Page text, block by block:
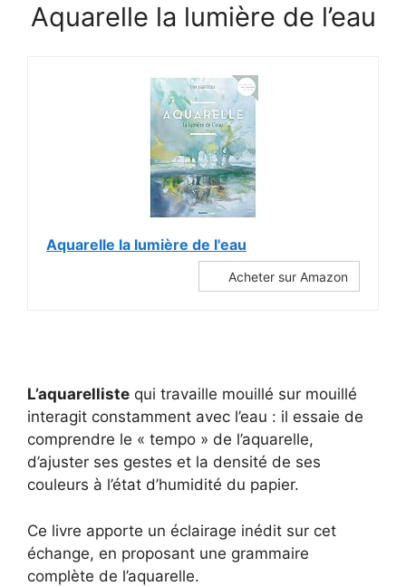
Aquarelle la lumière de l’eau
Aquarelle la lumière de l'eau
Acheter sur Amazon
L’aquarelliste qui travaille mouillé sur mouillé
interagit constamment avec l’eau : il essaie de
comprendre le « tempo » de l’aquarelle,
d’ajuster ses gestes et la densité de ses
couleurs à l’état d’humidité du papier.
Ce livre apporte un éclairage inédit sur cet
échange, en proposant une grammaire
complète de l’aquarelle.